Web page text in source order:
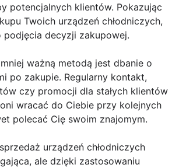
potencjalnych klientów. Pokazując
Twoich urządzeń chłodniczych,
podjęcia decyzji zakupowej.
ważną metodą jest dbanie o
po zakupie. Regularny kontakt,
czy promocji dla stałych klientów
wracać do Ciebie przy kolejnych
polecać Cię swoim znajomym.
urządzeń chłodniczych
ale dzięki zastosowaniu